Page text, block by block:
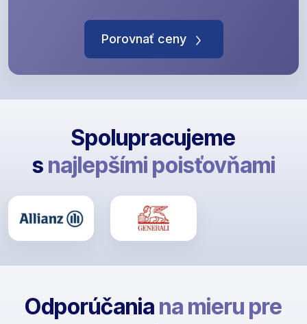
Porovnať ceny
Spolupracujeme
s najlepšími poisťovňami
Odporúčania na mieru pre